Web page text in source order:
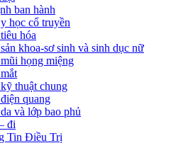
ban hành
học cổ truyền
hóa
khoa-sơ sinh và sinh dục nữ
họng miệng
thuật chung
quang
và lớp bao phủ
đi
Tin Điều Trị